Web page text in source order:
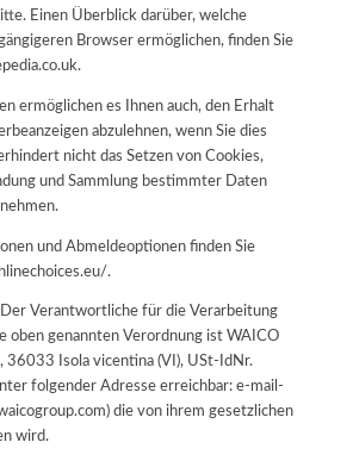
Einen Überblick darüber, welche
Browser ermöglichen, finden Sie
ermöglichen es Ihnen auch, den Erhalt
abzulehnen, wenn Sie dies
nicht das Setzen von Cookies,
und Sammlung bestimmter Daten
und Abmeldeoptionen finden Sie
.
Verantwortliche für die Verarbeitung
oben genannten Verordnung ist WAICO
, 36033 Isola vicentina (VI), USt-IdNr.
folgender Adresse erreichbar: e-mail-
die von ihrem gesetzlichen
wird.